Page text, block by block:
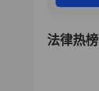
法律热榜